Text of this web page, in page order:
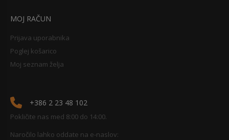
MOJ RAČUN
Prijava uporabnika
Poglej košarico
Moj seznam želja
+386 2 23 48 102
Pokličite nas med 8:00 do 14:00.
Naročilo lahko oddate na e-naslov: